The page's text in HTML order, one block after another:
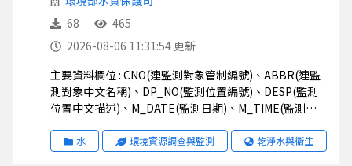
68
465
2026-08-06 11:31:54 更新
主要資料欄位 : CNO(連監測對象管制編號)、ABBR(連監
測對象中文名稱)、DP_NO(監測位置編號)、DESP(監測
位置中文描述)、M_DATE(監測日期)、M_TIME(監測時
位)、STD1(排放標準一)、STD2(排放標準二)、
STD_S(排放標準說明)、TWD97X(二度分帶_X)、
水 環境資源調查與監測 乾淨水與衛生